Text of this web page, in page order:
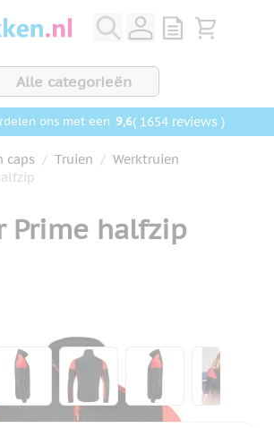
View quote,
Bekijk
Alle categorieën
ons met een 9,6( 1654 reviews )
caps / Truien / Werktruien
Prime halfzip
op volledig scherm te bekijken
image
View larger imageView larger image
View larger